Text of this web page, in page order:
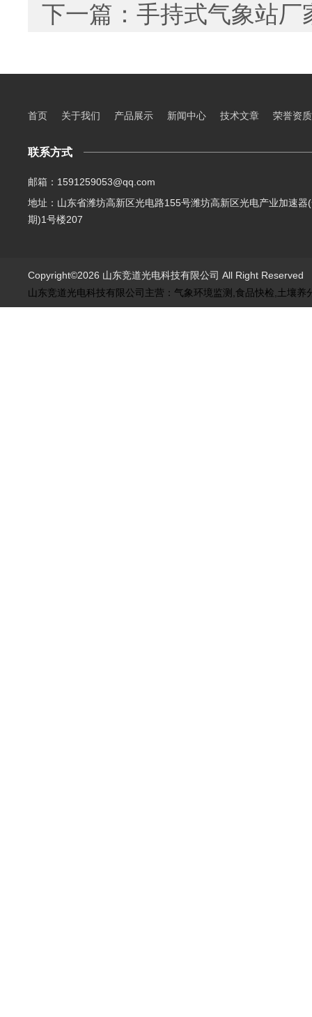
下一篇： 手持式气象站厂
首页 关于我们 产品展示 新闻中心 技术文章 荣誉资质
联系方式
邮箱：1591259053@qq.com
地址：山东省潍坊高新区光电路155号潍坊高新区光电产业加速器
期)1号楼207
Copyright©2026 山东竞道光电科技有限公司 All Right
山东竞道光电科技有限公司主营：气象环境监测,食品快检,土壤养